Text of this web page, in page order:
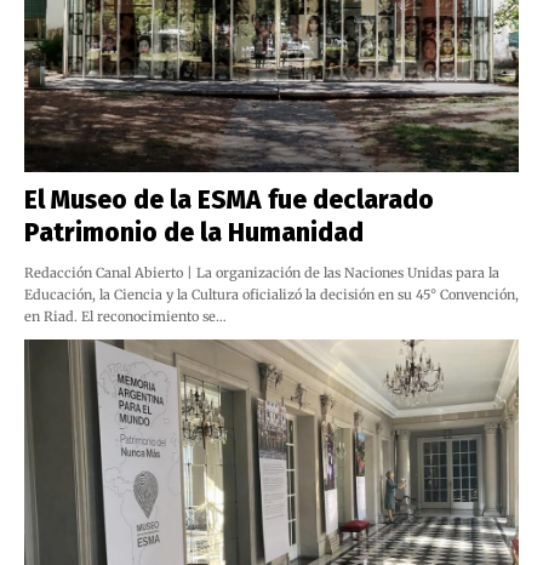
El Museo de la ESMA fue declarado
Patrimonio de la Humanidad
Redacción Canal Abierto | La organización de las Naciones Unidas para la
Educación, la Ciencia y la Cultura oficializó la decisión en su 45° Convención,
en Riad. El reconocimiento se…